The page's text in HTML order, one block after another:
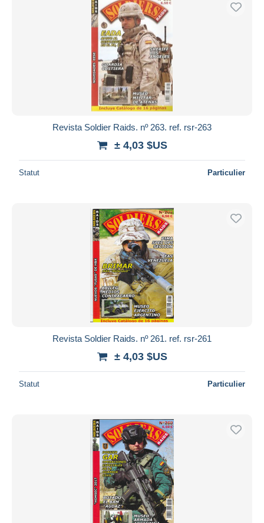
Uniquement en réduction
Livraison gratuite
Méthodes de paiement
PayPal
Virement bancaire
Mastercard
Bancontact
Tout désélectionner
Appliquer
Revista Soldier Raids. nº 263. ref. rsr-263
± 4,03 $US
Statut Particulier
Revista Soldier Raids. nº 261. ref. rsr-261
± 4,03 $US
Statut Particulier